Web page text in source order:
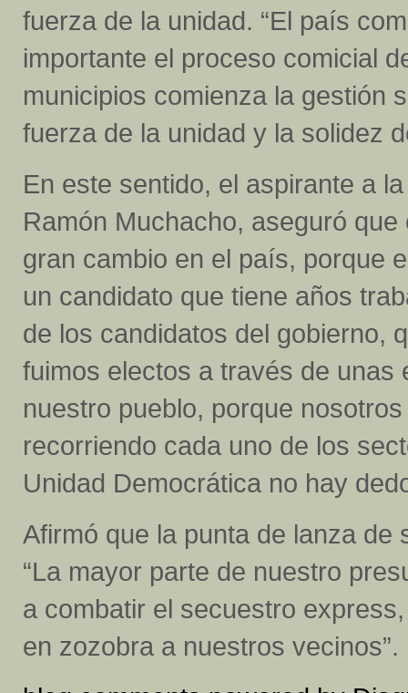
fuerza de la unidad. “El país
importante el proceso comicial
municipios comienza la gestión
fuerza de la unidad y la solidez
En este sentido, el aspirante a
Ramón Muchacho, aseguró
gran cambio en el país, porque
un candidato que tiene años
de los candidatos del gobierno,
fuimos electos a través de unas
nuestro pueblo, porque
recorriendo cada uno de los
Unidad Democrática no hay
Afirmó que la punta de lanza
“La mayor parte de nuestro
a combatir el secuestro
en zozobra a nuestros vecinos”.